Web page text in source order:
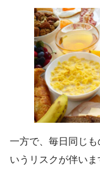
一方で、毎日同じ
いうリスクが伴い